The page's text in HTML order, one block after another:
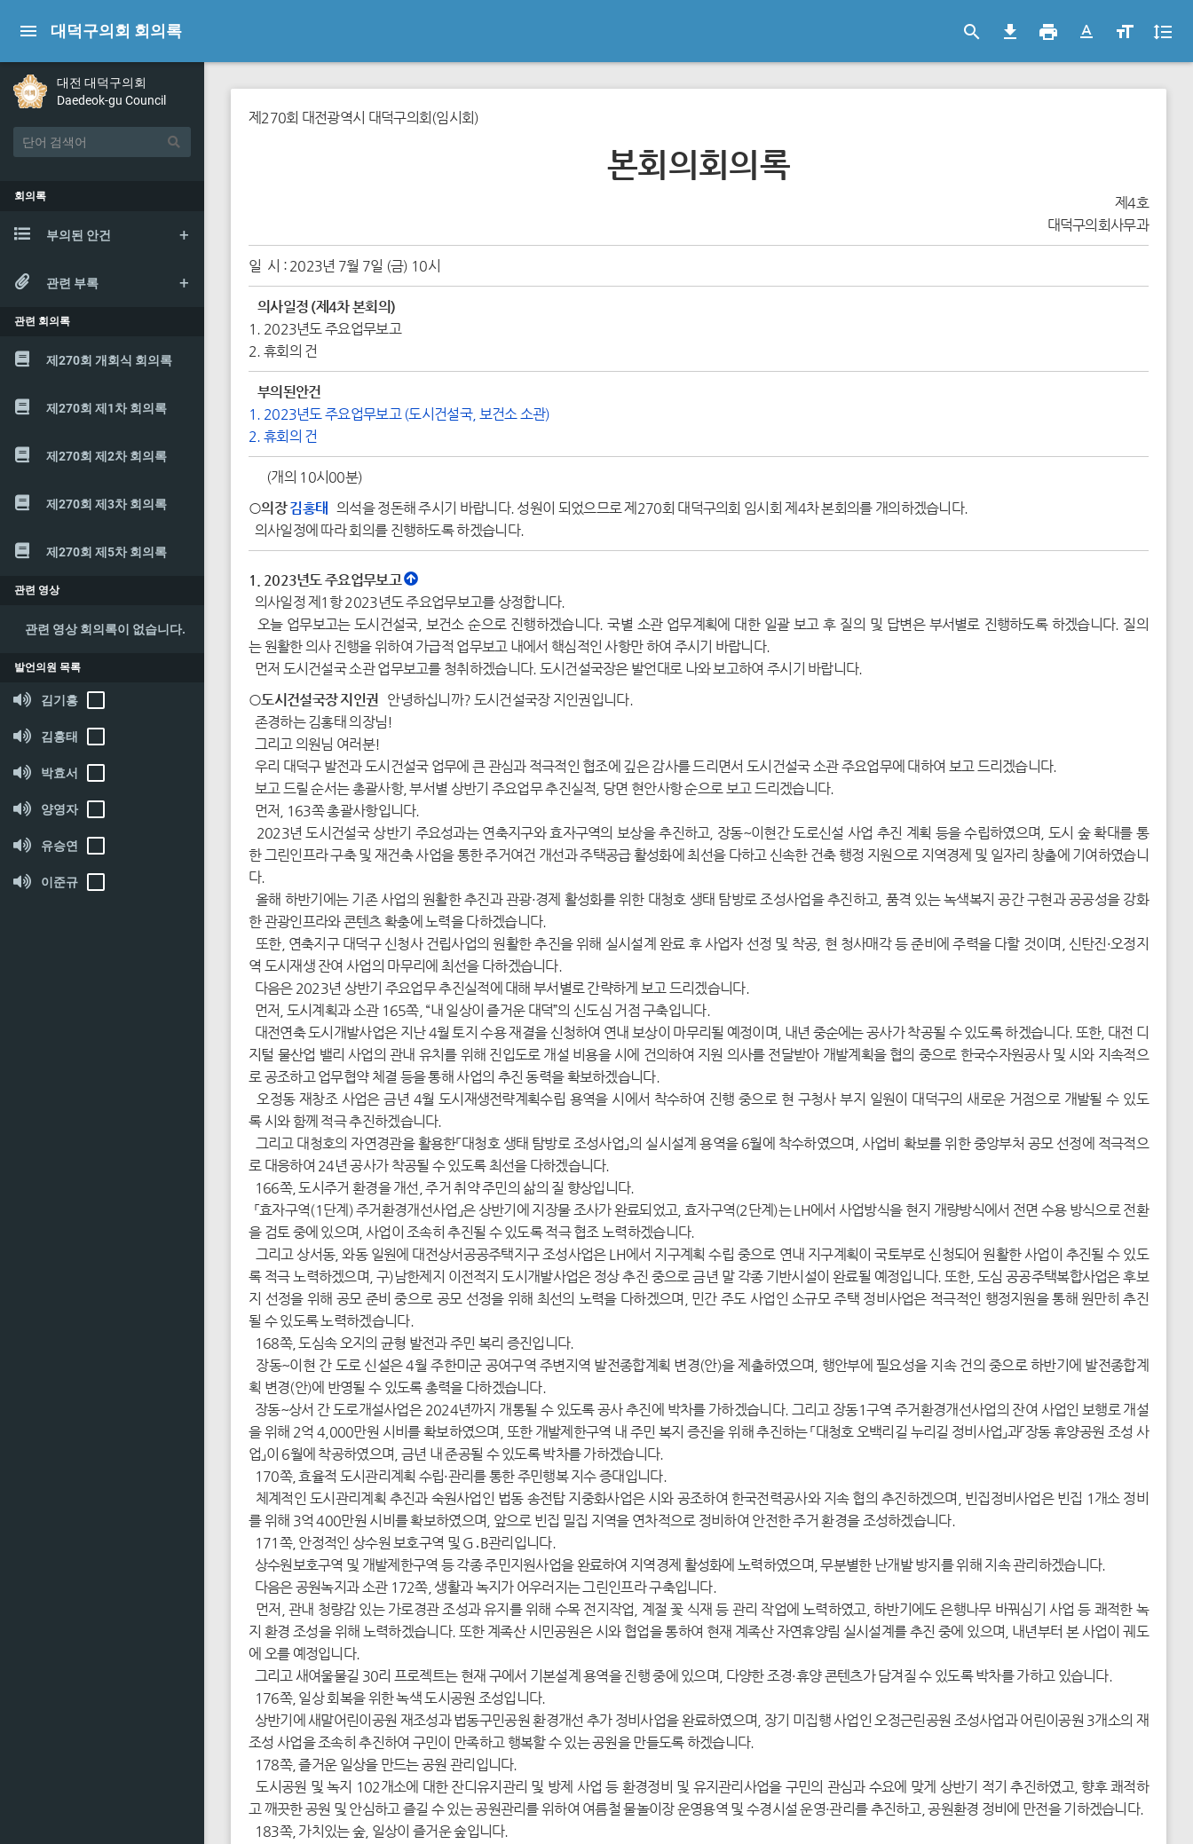
대덕구의회 회의록 search file_download print text_format format_size format_line_spacing
대전 대덕구의회
Daedeok-gu Council
회의록
부의된 안건
관련 부록
관련 회의록
제270회 개회식 회의록
제270회 제1차 회의록
제270회 제2차 회의록
제270회 제3차 회의록
제270회 제5차 회의록
관련 영상
관련 영상 회의록이 없습니다.
발언의원 목록
김기흥
김홍태
박효서
양영자
유승연
이준규
제270회 대전광역시 대덕구의회(임시회)
본회의회의록
제4호
대덕구의회사무과
일 시 : 2023년 7월 7일 (금) 10시
의사일정 (제4차 본회의)
1. 2023년도 주요업무보고
2. 휴회의 건
부의된안건
1. 2023년도 주요업무보고 (도시건설국, 보건소 소관)
2. 휴회의 건
(개의 10시00분)
○의장김홍태
의석을 정돈해 주시기 바랍니다. 성원이 되었으므로 제270회 대덕구의회 임시회 제4차 본회의를 개의하겠습니다.
의사일정에 따라 회의를 진행하도록 하겠습니다.
1. 2023년도 주요업무보고
의사일정 제1항 2023년도 주요업무보고를 상정합니다.
오늘 업무보고는 도시건설국, 보건소 순으로 진행하겠습니다. 국별 소관 업무계획에 대한 일괄 보고 후 질의 및 답변은 부서별로 진행하도록 하겠습니다. 질의
는 원활한 의사 진행을 위하여 가급적 업무보고 내에서 핵심적인 사항만 하여 주시기 바랍니다.
먼저 도시건설국 소관 업무보고를 청취하겠습니다. 도시건설국장은 발언대로 나와 보고하여 주시기 바랍니다.
○도시건설국장 지인권 안녕하십니까? 도시건설국장 지인권입니다.
존경하는 김홍태 의장님!
그리고 의원님 여러분!
우리 대덕구 발전과 도시건설국 업무에 큰 관심과 적극적인 협조에 깊은 감사를 드리면서 도시건설국 소관 주요업무에 대하여 보고 드리겠습니다.
보고 드릴 순서는 총괄사항, 부서별 상반기 주요업무 추진실적, 당면 현안사항 순으로 보고 드리겠습니다.
먼저, 163쪽 총괄사항입니다.
2023년 도시건설국 상반기 주요성과는 연축지구와 효자구역의 보상을 추진하고, 장동~이현간 도로신설 사업 추진 계획 등을 수립하였으며, 도시 숲 확대를 통
한 그린인프라 구축 및 재건축 사업을 통한 주거여건 개선과 주택공급 활성화에 최선을 다하고 신속한 건축 행정 지원으로 지역경제 및 일자리 창출에 기여하였습니
다.
올해 하반기에는 기존 사업의 원활한 추진과 관광·경제 활성화를 위한 대청호 생태 탐방로 조성사업을 추진하고, 품격 있는 녹색복지 공간 구현과 공공성을 강화
한 관광인프라와 콘텐츠 확충에 노력을 다하겠습니다.
또한, 연축지구 대덕구 신청사 건립사업의 원활한 추진을 위해 실시설계 완료 후 사업자 선정 및 착공, 현 청사매각 등 준비에 주력을 다할 것이며, 신탄진·오정지
역 도시재생 잔여 사업의 마무리에 최선을 다하겠습니다.
다음은 2023년 상반기 주요업무 추진실적에 대해 부서별로 간략하게 보고 드리겠습니다.
먼저, 도시계획과 소관 165쪽, “내 일상이 즐거운 대덕”의 신도심 거점 구축입니다.
대전연축 도시개발사업은 지난 4월 토지 수용 재결을 신청하여 연내 보상이 마무리될 예정이며, 내년 중순에는 공사가 착공될 수 있도록 하겠습니다. 또한, 대전 디
지털 물산업 밸리 사업의 관내 유치를 위해 진입도로 개설 비용을 시에 건의하여 지원 의사를 전달받아 개발계획을 협의 중으로 한국수자원공사 및 시와 지속적으
로 공조하고 업무협약 체결 등을 통해 사업의 추진 동력을 확보하겠습니다.
오정동 재창조 사업은 금년 4월 도시재생전략계획수립 용역을 시에서 착수하여 진행 중으로 현 구청사 부지 일원이 대덕구의 새로운 거점으로 개발될 수 있도
록 시와 함께 적극 추진하겠습니다.
그리고 대청호의 자연경관을 활용한「대청호 생태 탐방로 조성사업」의 실시설계 용역을 6월에 착수하였으며, 사업비 확보를 위한 중앙부처 공모 선정에 적극적으
로 대응하여 24년 공사가 착공될 수 있도록 최선을 다하겠습니다.
166쪽, 도시주거 환경을 개선, 주거 취약 주민의 삶의 질 향상입니다.
「효자구역(1단계) 주거환경개선사업」은 상반기에 지장물 조사가 완료되었고, 효자구역(2단계)는 LH에서 사업방식을 현지 개량방식에서 전면 수용 방식으로 전환
을 검토 중에 있으며, 사업이 조속히 추진될 수 있도록 적극 협조 노력하겠습니다.
그리고 상서동, 와동 일원에 대전상서공공주택지구 조성사업은 LH에서 지구계획 수립 중으로 연내 지구계획이 국토부로 신청되어 원활한 사업이 추진될 수 있도
록 적극 노력하겠으며, 구)남한제지 이전적지 도시개발사업은 정상 추진 중으로 금년 말 각종 기반시설이 완료될 예정입니다. 또한, 도심 공공주택복합사업은 후보
지 선정을 위해 공모 준비 중으로 공모 선정을 위해 최선의 노력을 다하겠으며, 민간 주도 사업인 소규모 주택 정비사업은 적극적인 행정지원을 통해 원만히 추진
될 수 있도록 노력하겠습니다.
168쪽, 도심속 오지의 균형 발전과 주민 복리 증진입니다.
장동~이현 간 도로 신설은 4월 주한미군 공여구역 주변지역 발전종합계획 변경(안)을 제출하였으며, 행안부에 필요성을 지속 건의 중으로 하반기에 발전종합계
획 변경(안)에 반영될 수 있도록 총력을 다하겠습니다.
장동~상서 간 도로개설사업은 2024년까지 개통될 수 있도록 공사 추진에 박차를 가하겠습니다. 그리고 장동1구역 주거환경개선사업의 잔여 사업인 보행로 개설
을 위해 2억 4,000만원 시비를 확보하였으며, 또한 개발제한구역 내 주민 복지 증진을 위해 추진하는 「대청호 오백리길 누리길 정비사업」과「장동 휴양공원 조성 사
업」이 6월에 착공하였으며, 금년 내 준공될 수 있도록 박차를 가하겠습니다.
170쪽, 효율적 도시관리계획 수립·관리를 통한 주민행복 지수 증대입니다.
체계적인 도시관리계획 추진과 숙원사업인 법동 송전탑 지중화사업은 시와 공조하여 한국전력공사와 지속 협의 추진하겠으며, 빈집정비사업은 빈집 1개소 정비
를 위해 3억 400만원 시비를 확보하였으며, 앞으로 빈집 밀집 지역을 연차적으로 정비하여 안전한 주거 환경을 조성하겠습니다.
171쪽, 안정적인 상수원 보호구역 및 G․B관리입니다.
상수원보호구역 및 개발제한구역 등 각종 주민지원사업을 완료하여 지역경제 활성화에 노력하였으며, 무분별한 난개발 방지를 위해 지속 관리하겠습니다.
다음은 공원녹지과 소관 172쪽, 생활과 녹지가 어우러지는 그린인프라 구축입니다.
먼저, 관내 청량감 있는 가로경관 조성과 유지를 위해 수목 전지작업, 계절 꽃 식재 등 관리 작업에 노력하였고, 하반기에도 은행나무 바꿔심기 사업 등 쾌적한 녹
지 환경 조성을 위해 노력하겠습니다. 또한 계족산 시민공원은 시와 협업을 통하여 현재 계족산 자연휴양림 실시설계를 추진 중에 있으며, 내년부터 본 사업이 궤도
에 오를 예정입니다.
그리고 새여울물길 30리 프로젝트는 현재 구에서 기본설계 용역을 진행 중에 있으며, 다양한 조경·휴양 콘텐츠가 담겨질 수 있도록 박차를 가하고 있습니다.
176쪽, 일상 회복을 위한 녹색 도시공원 조성입니다.
상반기에 새말어린이공원 재조성과 법동구민공원 환경개선 추가 정비사업을 완료하였으며, 장기 미집행 사업인 오정근린공원 조성사업과 어린이공원 3개소의 재
조성 사업을 조속히 추진하여 구민이 만족하고 행복할 수 있는 공원을 만들도록 하겠습니다.
178쪽, 즐거운 일상을 만드는 공원 관리입니다.
도시공원 및 녹지 102개소에 대한 잔디유지관리 및 방제 사업 등 환경정비 및 유지관리사업을 구민의 관심과 수요에 맞게 상반기 적기 추진하였고, 향후 쾌적하
고 깨끗한 공원 및 안심하고 즐길 수 있는 공원관리를 위하여 여름철 물놀이장 운영용역 및 수경시설 운영·관리를 추진하고, 공원환경 정비에 만전을 기하겠습니다.
183쪽, 가치있는 숲, 일상이 즐거운 숲입니다.